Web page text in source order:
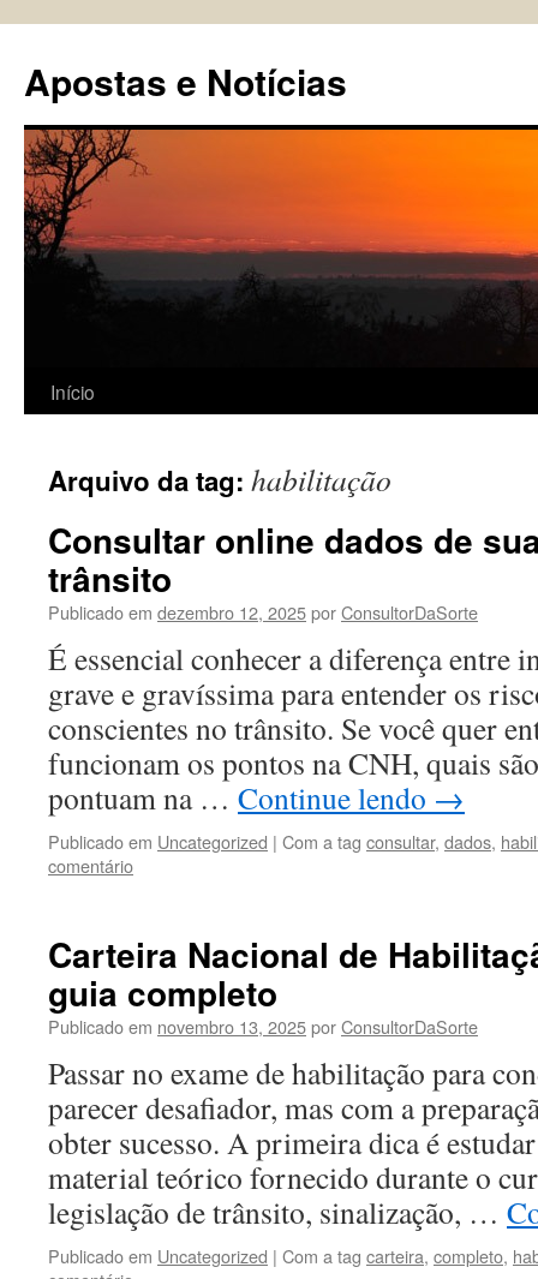
conteúdo
Apostas e Notícias
Início
Arquivo da tag: habilitação
Consultar online dados de
trânsito
Publicado em dezembro 12, 2025porConsultorDaSorte
É essencial conhecer a diferença entre
grave e gravíssima para entender os
conscientes no trânsito. Se você quer
funcionam os pontos na CNH, quais
pontuam na … Continue lendo →
Publicado em Uncategorized | Com a tag consultar, dados,
comentário
Carteira Nacional de
guia completo
Publicado em novembro 13, 2025porConsultorDaSorte
Passar no exame de habilitação para
parecer desafiador, mas com a
obter sucesso. A primeira dica é
material teórico fornecido durante o
legislação de trânsito, sinalização, …
Publicado em Uncategorized | Com a tag carteira, completo,